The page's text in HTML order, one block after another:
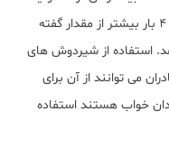
شیر مادر را افزایش دهد. همچنین شیردهی 4 بار بیشتر از مقدار گفته
استفاده از شیردوش های
می توانند از آن برای
خواب هستند استفاده